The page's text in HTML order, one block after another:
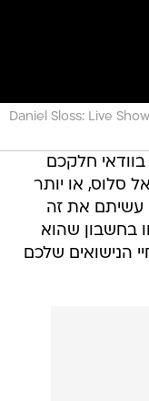
Daniel Sloss: Live
חלקכם
סלוס, או יותר
עשיתם את זה
בחשבון שהוא
הנישואים שלכם